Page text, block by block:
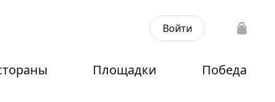
Войти
Площадки Победа